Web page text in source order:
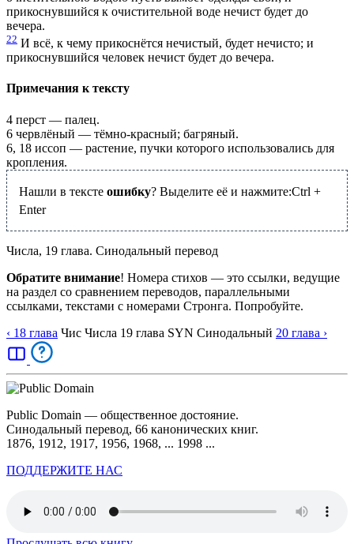
прикоснувшийся к очистительной воде нечист будет до
вечера.
22 И всё, к чему прикоснётся нечистый, будет нечисто; и
прикоснувшийся человек нечист будет до вечера.
Примечания к тексту
4 перст — палец.
6 червлёный — тёмно-красный; багряный.
6, 18 иссоп — растение, пучки которого использовались для
кропления.
Нашли в тексте ошибку? Выделите её и нажмите:Ctrl +
Enter
Числа, 19 глава. Синодальный перевод
Обратите внимание! Номера стихов — это ссылки, ведущие
на раздел со сравнением переводов, параллельными
ссылками, текстами с номерами Стронга. Попробуйте.
‹ 18 глава Чис Числа 19 глава SYN Синодальный 20 глава ›
Public Domain — общественное достояние.
Синодальный перевод, 66 канонических книг.
1876, 1912, 1917, 1956, 1968, ... 1998 ...
ПОДДЕРЖИТЕ НАС